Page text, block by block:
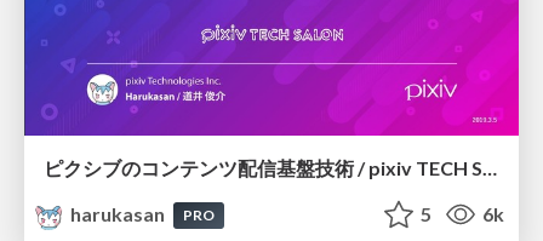
ピクシブのコンテンツ配信基盤技術 / pixiv TECH SALON
harukasan
PRO 5 6k